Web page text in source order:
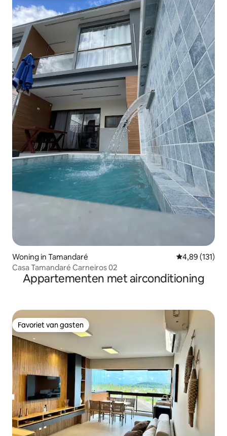
Woning in Tamandaré Gemiddelde
4,89 (131)
Casa Tamandaré Carneiros 02
Appartementen met airconditioning
Favoriet van gasten
Favoriet van gasten